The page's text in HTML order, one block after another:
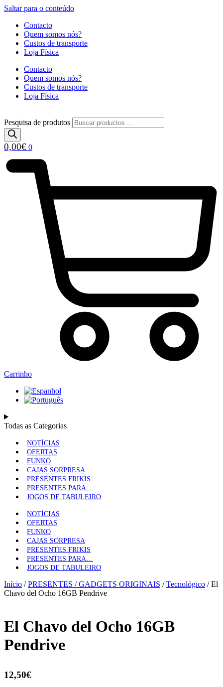
Saltar para o conteúdo
Contacto
Quem somos nós?
Custos de transporte
Loja Física
Contacto
Quem somos nós?
Custos de transporte
Loja Física
Pesquisa de produtos
0,00€ 0
Carrinho
Todas as Categorias
NOTÍCIAS
OFERTAS
FUNKO
CAJAS SORPRESA
PRESENTES FRIKIS
PRESENTES PARA…
JOGOS DE TABULEIRO
NOTÍCIAS
OFERTAS
FUNKO
CAJAS SORPRESA
PRESENTES FRIKIS
PRESENTES PARA…
JOGOS DE TABULEIRO
Início /PRESENTES / GADGETS ORIGINAIS /Tecnológico / El
Chavo del Ocho 16GB Pendrive
El Chavo del Ocho 16GB
Pendrive
12,50€